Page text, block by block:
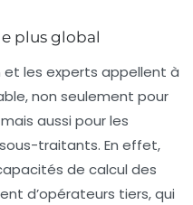
plus global
et les experts appellent à
, non seulement pour
aussi pour les
traitants. En effet,
de calcul des
d’opérateurs tiers, qui